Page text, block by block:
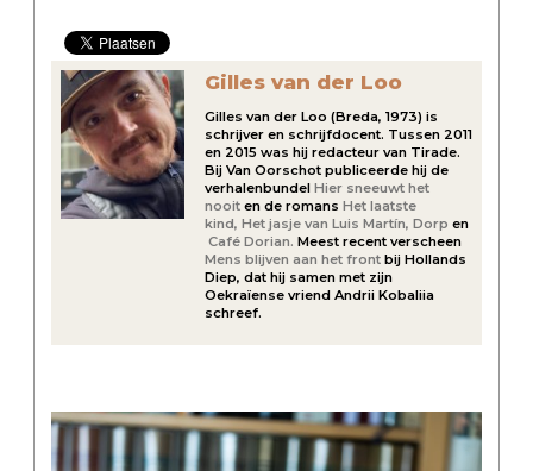
Gilles van der Loo
Gilles van der Loo (Breda, 1973) is
schrijver en schrijfdocent. Tussen 2011
en 2015 was hij redacteur van Tirade.
Bij Van Oorschot publiceerde hij de
verhalenbundelHier sneeuwt het
nooit en de romansHet laatste
kind, Het jasje van Luis Martín, Dorp en
Café Dorian. Meest recent verscheen
Mens blijven aan het front bij Hollands
Diep, dat hij samen met zijn
Oekraïense vriend Andrii Kobaliia
schreef.